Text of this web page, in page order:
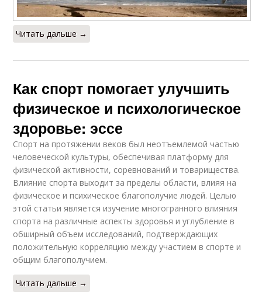
Читать дальше →
Как спорт помогает улучшить
физическое и психологическое
здоровье: эссе
Спорт на протяжении веков был неотъемлемой частью
человеческой культуры, обеспечивая платформу для
физической активности, соревнований и товарищества.
Влияние спорта выходит за пределы области, влияя на
физическое и психическое благополучие людей. Целью
этой статьи является изучение многогранного влияния
спорта на различные аспекты здоровья и углубление в
обширный объем исследований, подтверждающих
положительную корреляцию между участием в спорте и
общим благополучием.
Читать дальше →